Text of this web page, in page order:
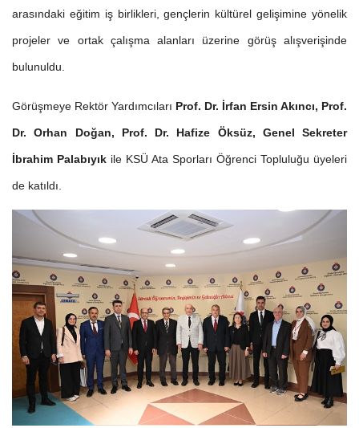
arasındaki eğitim iş birlikleri, gençlerin kültürel gelişimine yönelik
projeler ve ortak çalışma alanları üzerine görüş alışverişinde
bulunuldu.
Görüşmeye Rektör Yardımcıları Prof. Dr. İrfan Ersin Akıncı, Prof.
Dr. Orhan Doğan, Prof. Dr. Hafize Öksüz, Genel Sekreter
İbrahim Palabıyık ile KSÜ Ata Sporları Öğrenci Topluluğu üyeleri
de katıldı.